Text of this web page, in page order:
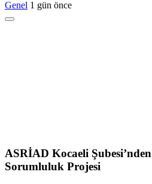
Genel 1 gün önce
ASRİAD Kocaeli
Sorumluluk Projesi